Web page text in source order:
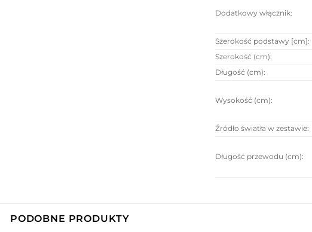
Dodatkowy włącznik:
Szerokość podstawy [cm]:
Szerokość (cm):
Długość (cm):
Wysokość (cm):
Źródło światła w zestawie:
Długość przewodu (cm):
PODOBNE PRODUKTY